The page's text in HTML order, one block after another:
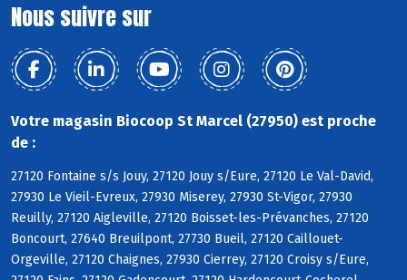
Nous suivre sur
Votre magasin Biocoop St Marcel (27950) est proche
de :
27120 Fontaine s/s Jouy, 27120 Jouy s/Eure, 27120 Le Val-David,
27930 Le Vieil-Evreux, 27930 Miserey, 27930 St-Vigor, 27930
Reuilly, 27120 Aigleville, 27120 Boisset-les-Prévanches, 27120
Boncourt, 27640 Breuilpont, 27730 Bueil, 27120 Caillouet-
Orgeville, 27120 Chaignes, 27930 Cierrey, 27120 Croisy s/Eure,